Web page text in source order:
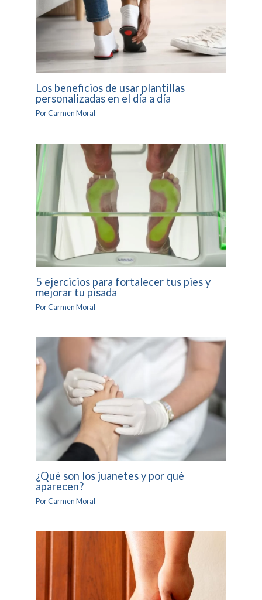
Los beneficios de usar plantillas
personalizadas en el día a día
PorCarmen Moral
5 ejercicios para fortalecer tus pies y
mejorar tu pisada
PorCarmen Moral
¿Qué son los juanetes y por qué
aparecen?
PorCarmen Moral